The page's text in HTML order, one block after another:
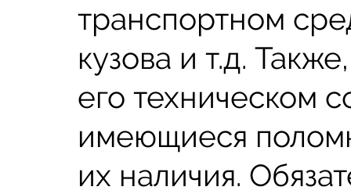
транспортном
кузова и т.д.
его техническом
имеющиеся
их наличия.